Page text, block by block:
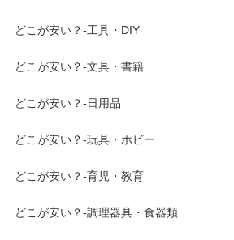
どこが安い？-工具・DIY
どこが安い？-文具・書籍
どこが安い？-日用品
どこが安い？-玩具・ホビー
どこが安い？-育児・教育
どこが安い？-調理器具・食器類